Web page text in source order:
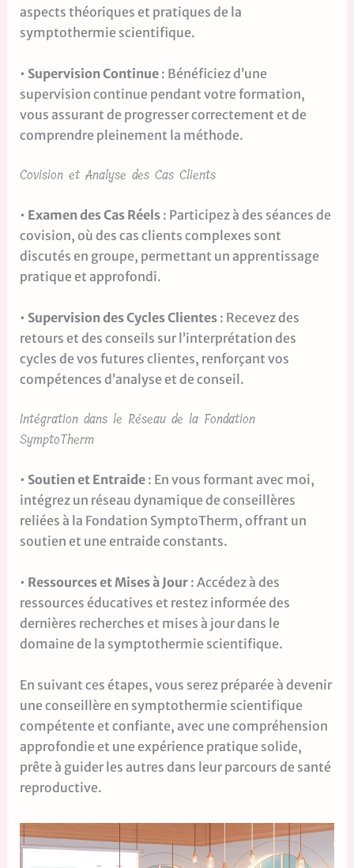
aspects théoriques et pratiques de la
symptothermie scientifique.
• Supervision Continue: Bénéficiez d’une
supervision continue pendant votre formation,
vous assurant de progresser correctement et de
comprendre pleinement la méthode.
Covision et Analyse des Cas Clients
• Examen des Cas Réels: Participez à des séances de
covision, où des cas clients complexes sont
discutés en groupe, permettant un apprentissage
pratique et approfondi.
• Supervision des Cycles Clientes: Recevez des
retours et des conseils sur l’interprétation des
cycles de vos futures clientes, renforçant vos
compétences d’analyse et de conseil.
Intégration dans le Réseau de la Fondation
SymptoTherm
• Soutien et Entraide: En vous formant avec moi,
intégrez un réseau dynamique de conseillères
reliées à la Fondation SymptoTherm, offrant un
soutien et une entraide constants.
• Ressources et Mises à Jour : Accédez à des
ressources éducatives et restez informée des
dernières recherches et mises à jour dans le
domaine de la symptothermie scientifique.
En suivant ces étapes, vous serez préparée à devenir
une conseillère en symptothermie scientifique
compétente et confiante, avec une compréhension
approfondie et une expérience pratique solide,
prête à guider les autres dans leur parcours de santé
reproductive.